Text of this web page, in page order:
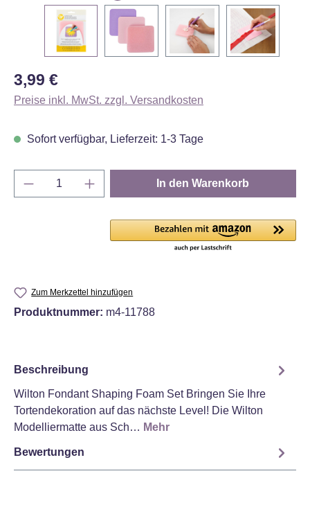
Regulärer Preis:
3,99 €
Preise inkl. MwSt. zzgl. Versandkosten
Sofort verfügbar, Lieferzeit: 1-3 Tage
Produkt Anzahl: Gib den gewünschten
In den Warenkorb
Zum Merkzettel hinzufügen
Produktnummer: m4-11788
Beschreibung
Wilton Fondant Shaping Foam Set Bringen Sie Ihre
Tortendekoration auf das nächste Level! Die Wilton
Modelliermatte aus Sch… Mehr
Bewertungen